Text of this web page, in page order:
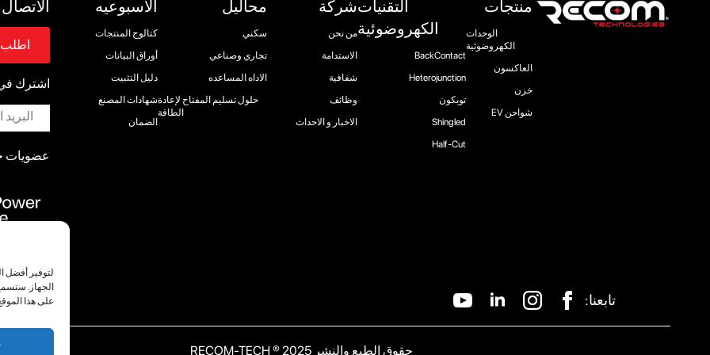
لتوفير أفضل
الجهاز.
على هذا
منتجات
الوحدات
الكهروضوئية
العاكسون
خزن
شواحن EV
التقنيات
الكهروضوئية
BackContact
Heterojunction
توبكون
Shingled
Half-Cut
شركة
من نحن
الاستدامة
شفافية
وظائف
الاخبار و الاحداث
محاليل
سكني
تجاري وصناعي
الاداه المساعده
حلول تسليم المفتاح لإعادة
الطاقة
الاسبوعيه
كتالوج المنتجات
أوراق البيانات
دليل التثبيت
شهادات المصنع
الضمان
الاتصال
اطلب
اشترك في
البريد
*
عضويات
تابعنا:
حقوق الطبع والنشر 2025 ® RECOM-TECH